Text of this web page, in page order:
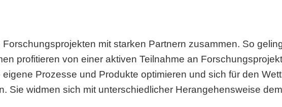
mit starken Partnern zusammen. So
profitieren von einer aktiven Teilnahme an
Prozesse und Produkte optimieren und sich für den
Sie widmen sich mit unterschiedlicher Herangehensweise